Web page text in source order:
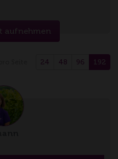
aufnehmen
24 48 96 192